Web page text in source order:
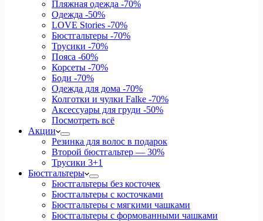
Пляжная одежда -70%
Одежда -50%
LOVE Stories -70%
Бюстгальтеры -70%
Трусики -70%
Пояса -60%
Корсеты -70%
Боди -70%
Одежда для дома -70%
Колготки и чулки Falke -70%
Аксессуары для груди -50%
Посмотреть всё
Акции
Резинка для волос в подарок
Второй бюстгальтер — 30%
Трусики 3+1
Бюстгальтеры
Бюстгальтеры без косточек
Бюстгальтеры с косточками
Бюстгальтеры с мягкими чашками
Бюстгальтеры с формованными чашками